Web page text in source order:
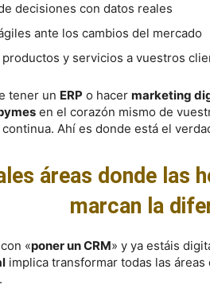
decisiones con datos reales
ante los cambios del mercado
y servicios a vuestros
tener un ERP o hacer marketing
en el corazón mismo de
Ahí es donde está el
áreas donde las
marcan la
«poner un CRM» y ya estáis
implica transformar todas las